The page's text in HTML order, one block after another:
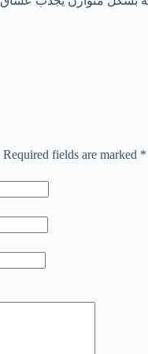
Required fields are marked *